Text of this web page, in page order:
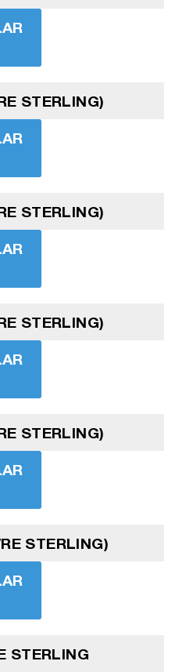
STERLING)
STERLING)
STERLING)
STERLING)
STERLING)
STERLING